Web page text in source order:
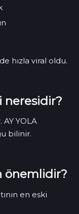
hızla viral oldu.
neresidir?
AY YOLA
bilinir.
önemlidir?
en eski